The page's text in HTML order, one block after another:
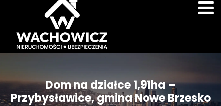
Dom na działce 1,91ha –
Przybysławice, gmina Nowe Brzesko